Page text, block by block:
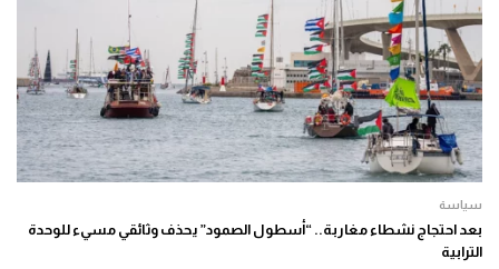
سياسة
بعد احتجاج نشطاء مغاربة.. “أسطول الصمود” يحذف وثائقي مسيء للوحدة
الترابية